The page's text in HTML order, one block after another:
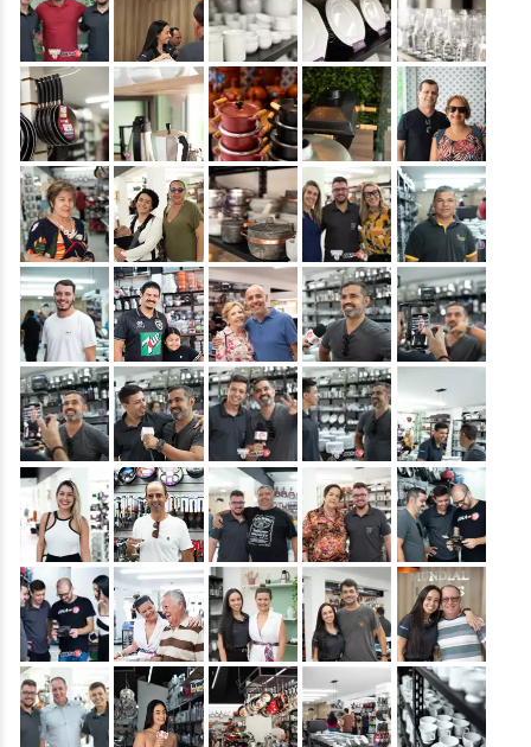
&nbsp; &nbsp; &nbsp; &nbsp; &nbsp;
&nbsp; &nbsp; &nbsp; &nbsp; &nbsp;
&nbsp; &nbsp; &nbsp; &nbsp; &nbsp;
&nbsp; &nbsp; &nbsp; &nbsp; &nbsp;
&nbsp; &nbsp; &nbsp; &nbsp; &nbsp;
&nbsp; &nbsp; &nbsp; &nbsp; &nbsp;
&nbsp; &nbsp; &nbsp; &nbsp; &nbsp;